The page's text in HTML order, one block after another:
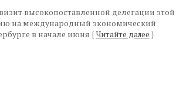
высокопоставленной делегации этой
на международный экономический
в начале июня { Читайте далее }